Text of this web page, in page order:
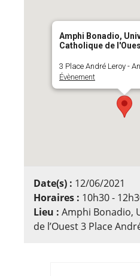
Amphi Bonadio,
Catholique de
3 Place André Leroy -
Évènement
Date(s) : 12/06/2021
Horaires : 10h30 -
Lieu : Amphi Bonadio,
de l’Ouest 3 Place